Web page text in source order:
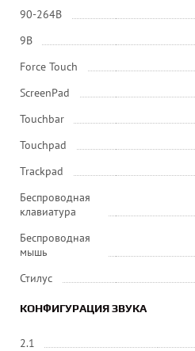
90-264В
9В
Force Touch
ScreenPad
Touchbar
Touchpad
Trackpad
Беспроводная
клавиатура
Беспроводная
мышь
Стилус
КОНФИГУРАЦИЯ ЗВУКА
2.1